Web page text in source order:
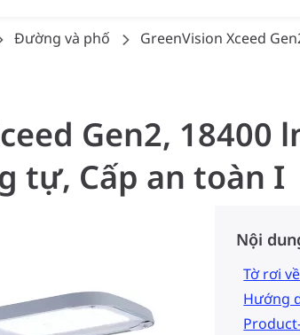
Đường và phố GreenVision Xceed
Gen2, 18400
tự, Cấp an toàn I
Nội
Tờ rơi
Hướng